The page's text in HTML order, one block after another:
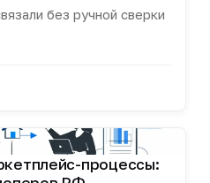
без ручной сверки
процессы: